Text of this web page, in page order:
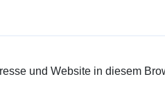
und Website in diesem